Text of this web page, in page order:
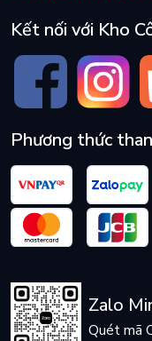
Kết nối với Kho
Phương thức
Zalo
Quét mã